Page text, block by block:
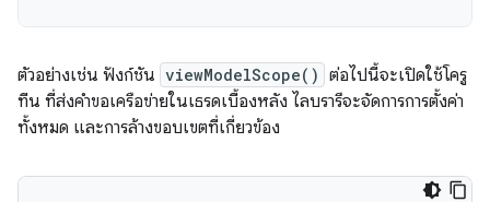
ตัวอย่างเช่น ฟังก์ชัน viewModelScope() ต่อไปนี้จะเปิดใช้โครู
ทีน ที่ส่งคำขอเครือข่ายในเธรดเบื้องหลัง ไลบรารีจะจัดการการตั้งค่า
ทั้งหมด และการล้างขอบเขตที่เกี่ยวข้อง